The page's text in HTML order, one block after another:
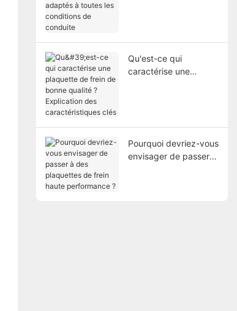
Qu'est-ce qui
caractérise une
Pourquoi devriez-vous
envisager de passer à